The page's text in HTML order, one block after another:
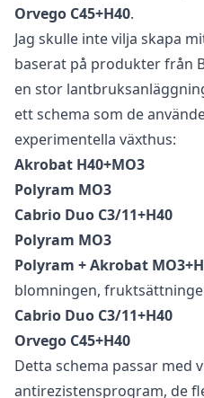
Orvego C45+H40.
Jag skulle inte vilja skapa
baserat på produkter från
en stor
ett schema som de
experimentella växthus:
Akrobat H40+MO3
Polyram MO3
Cabriο Duo C3/11+H40
Polyram MO3
Polyram + Akrobat
blomningen,
Cabriο Duo C3/11+H40
Orvego C45+H40
Detta schema passar med
antirezistensprogram, de